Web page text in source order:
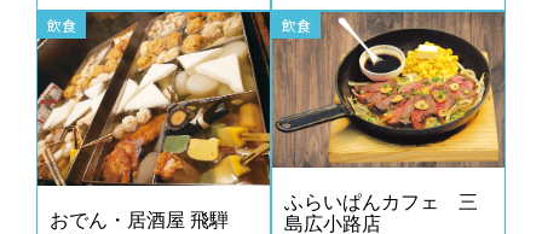
飲食
おでん・居酒屋 飛騨
飲食
ふらいぱんカフェ 三
島広小路店